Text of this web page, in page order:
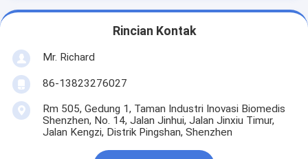
Rincian Kontak
Mr. Richard
86-13823276027
Rm 505, Gedung 1, Taman Industri Inovasi Biomedis
Shenzhen, No. 14, Jalan Jinhui, Jalan Jinxiu Timur,
Jalan Kengzi, Distrik Pingshan, Shenzhen